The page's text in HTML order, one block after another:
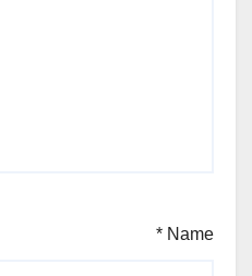
Name
*